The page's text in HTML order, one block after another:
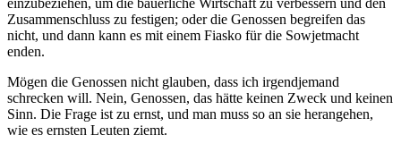
einzubeziehen, um die bäuerliche Wirtschaft zu verbessern und den
Zusammenschluss zu festigen; oder die Genossen begreifen das
nicht, und dann kann es mit einem Fiasko für die Sowjetmacht
enden.
Mögen die Genossen nicht glauben, dass ich irgendjemand
schrecken will. Nein, Genossen, das hätte keinen Zweck und keinen
Sinn. Die Frage ist zu ernst, und man muss so an sie herangehen,
wie es ernsten Leuten ziemt.